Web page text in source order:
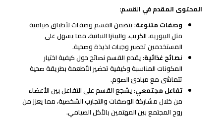
المحتوى المقدم في القسم:
وصفات متنوعة: يتضمن القسم وصفات لأطباق صيامية
مثل البيوريه، الكريب، والبيتزا النباتية، مما يسهل على
المستخدمين تحضير وجبات لذيذة وصحية.
نصائح غذائية: يقدم القسم نصائح حول كيفية اختيار
المكونات المناسبة وكيفية تحضير الأطعمة بطريقة صحية
تتماشى مع مبادئ الصوم.
تفاعل مجتمعي: يشجع القسم على التفاعل بين الأعضاء
من خلال مشاركة الوصفات والتجارب الشخصية، مما يعزز من
روح المجتمع بين المهتمين بالأكل الصيامي.